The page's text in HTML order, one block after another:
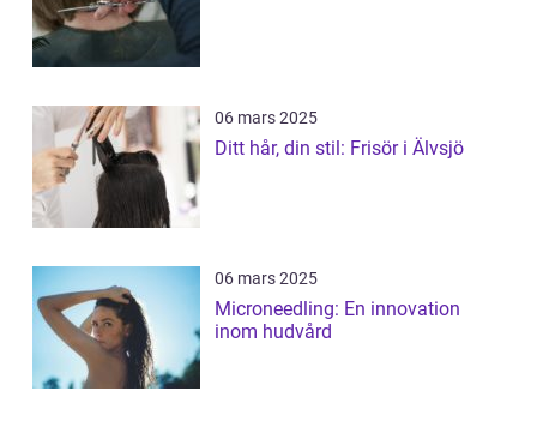
06 mars 2025
Ditt hår, din stil: Frisör i Älvsjö
06 mars 2025
Microneedling: En innovation
inom hudvård